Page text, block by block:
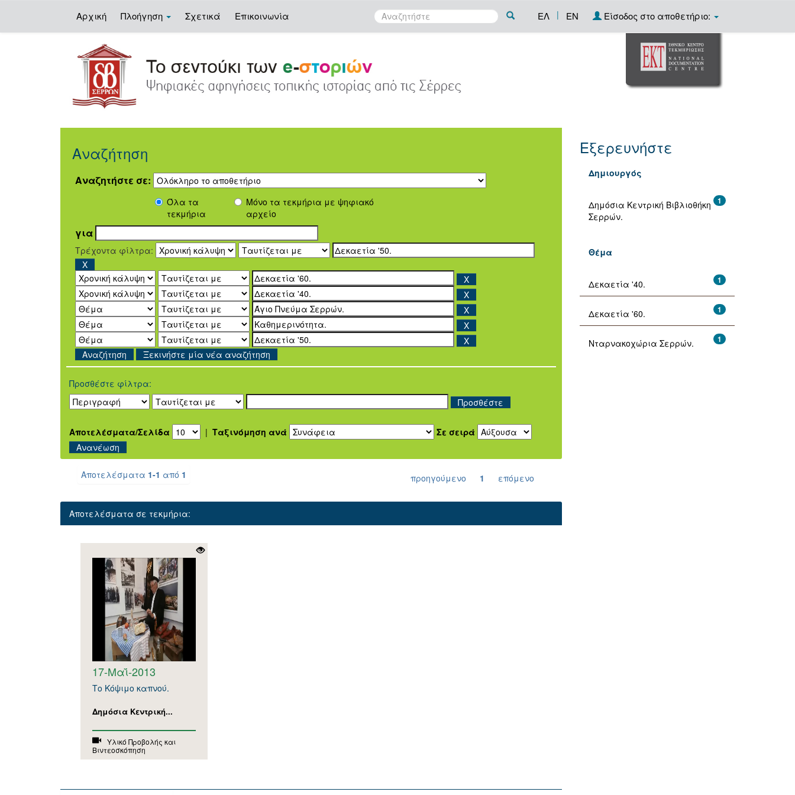
Αρχική Πλοήγηση Σχετικά Επικοινωνία ΕΛ | EN Είσοδος στο αποθετήριο:
Αναζήτηση
Αναζητήστε σε:
Όλα τα
τεκμήρια
Μόνο τα τεκμήρια με ψηφιακό
αρχείο
για
Τρέχοντα φίλτρα:
Ξεκινήστε μία νέα αναζήτηση
Προσθέστε φίλτρα:
Αποτελέσματα/Σελίδα | Ταξινόμηση ανά Σε σειρά
Αποτελέσματα 1-1 από 1 προηγούμενο 1 επόμενο
Αποτελέσματα σε τεκμήρια:
17-Μαΐ-2013
Το Κόψιμο καπνού.
Δημόσια Κεντρική...
Υλικό Προβολής και
Βιντεοσκόπηση
Εξερευνήστε
Δημιουργός
1
Δημόσια Κεντρική Βιβλιοθήκη
Σερρών.
Θέμα
1
Δεκαετία '40.
1
Δεκαετία '60.
1
Νταρνακοχώρια Σερρών.